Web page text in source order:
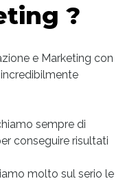
?
e Marketing con
sempre di
conseguire risultati
molto sul serio le